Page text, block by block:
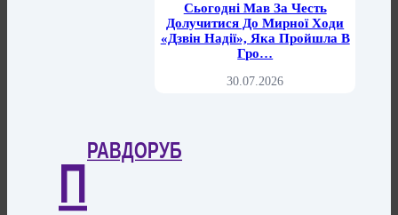
Сьогодні Мав За Честь
Долучитися До Мирної Ходи
«Дзвін Надії», Яка Пройшла В
Гро…
30.07.2026
П
РАВДОРУБ